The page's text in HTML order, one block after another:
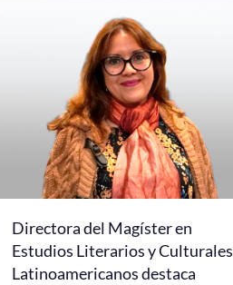
Directora del Magíster en
Estudios Literarios y Culturales
Latinoamericanos destaca